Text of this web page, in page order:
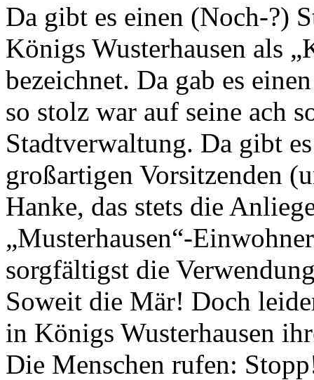
Da gibt es einen (Noch-?)
Königs Wusterhausen als
bezeichnet. Da gab es
so stolz war auf seine ach
Stadtverwaltung. Da gibt
großartigen Vorsitzenden
Hanke, das stets die
„Musterhausen“-
sorgfältigst die
Soweit die Mär! Doch
in Königs Wusterhausen
Die Menschen rufen: